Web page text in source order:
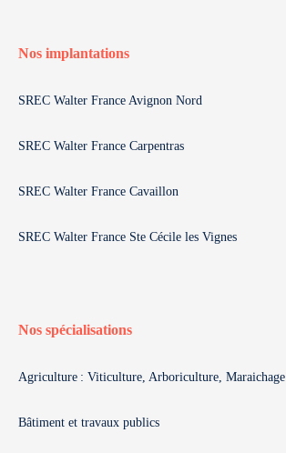
Nos implantations
SREC Walter France Avignon Nord
SREC Walter France Carpentras
SREC Walter France Cavaillon
SREC Walter France Ste Cécile les Vignes
Nos spécialisations
Agriculture : Viticulture, Arboriculture, Maraichage
Bâtiment et travaux publics